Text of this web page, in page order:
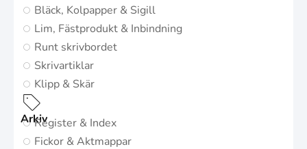
Bläck, Kolpapper & Sigill
Lim, Fästprodukt & Inbindning
Runt skrivbordet
Skrivartiklar
Klipp & Skär
ArkivRegister & Index
Fickor & Aktmappar